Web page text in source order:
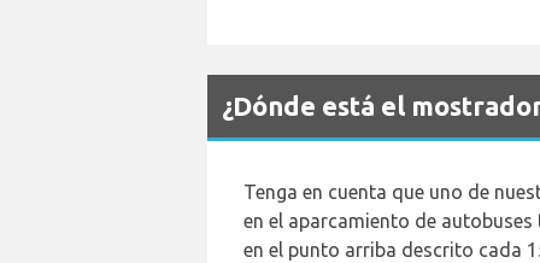
¿Dónde está el
Tenga en cuenta que uno de
en el aparcamiento de
en el punto arriba descrito cada